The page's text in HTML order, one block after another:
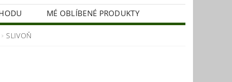
MÉ OBLÍBENÉ PRODUKTY
SLIVOŇ